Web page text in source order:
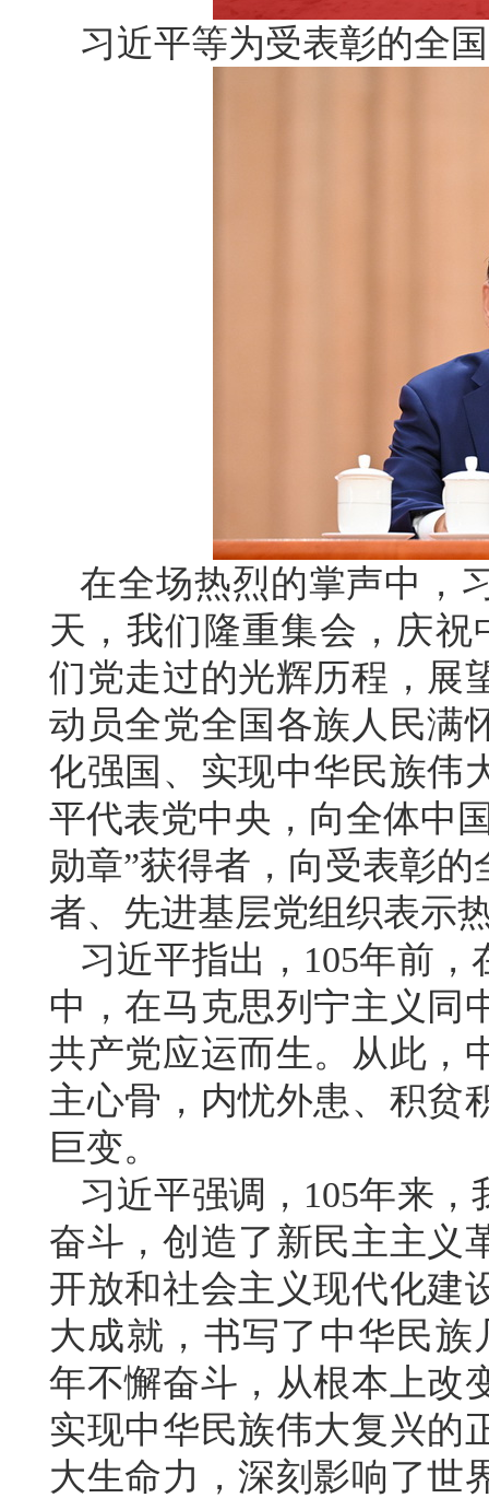
习近平等为受表彰的全
在全场热烈的掌声中，
天，我们隆重集会，庆祝
们党走过的光辉历程，展
动员全党全国各族人民满
化强国、实现中华民族伟
平代表党中央，向全体中
勋章”获得者，向受表彰
者、先进基层党组织表示
习近平指出，105年前
中，在马克思列宁主义同
共产党应运而生。从此，
主心骨，内忧外患、积贫
巨变。
习近平强调，105年来
奋斗，创造了新民主主义
开放和社会主义现代化建
大成就，书写了中华民族
年不懈奋斗，从根本上改
实现中华民族伟大复兴的
大生命力，深刻影响了世